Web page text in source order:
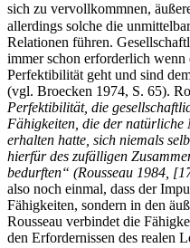
sich zu vervollkommnen,
allerdings solche die
Relationen führen.
immer schon erforderlich
Perfektibilität geht und sind
(vgl. Broecken 1974, S. 65).
Perfektibilität, die
Fähigkeiten, die der natürliche
erhalten hatte, sich niemals
hierfür des zufälligen
bedurften“ (Rousseau 1984,
also noch einmal, dass der
Fähigkeiten, sondern in den
Rousseau verbindet die
den Erfordernissen des realen